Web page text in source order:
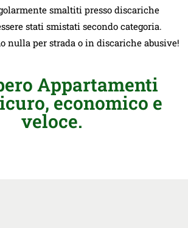
smaltiti presso discariche
stati smistati secondo categoria.
nulla per strada o in discariche abusive!
Appartamenti
economico e
veloce.